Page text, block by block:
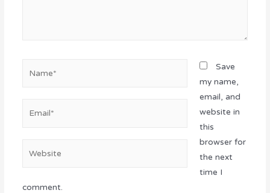
Save
my name,
email, and
website in
this
browser for
the next
time I
comment.